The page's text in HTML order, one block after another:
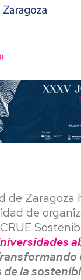
de Zaragoza
de
de la